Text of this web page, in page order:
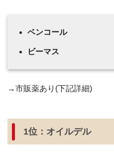
ベンコール
ビーマス
→市販薬あり(下記詳細)
1位：オイルデル